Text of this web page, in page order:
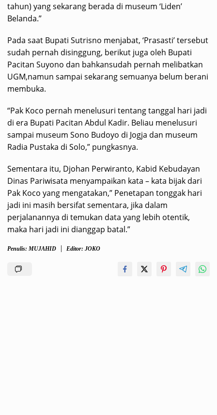
tahun) yang sekarang berada di museum ‘Liden’
Belanda.”
Pada saat Bupati Sutrisno menjabat, ‘Prasasti’ tersebut
sudah pernah disinggung, berikut juga oleh Bupati
Pacitan Suyono dan bahkansudah pernah melibatkan
UGM,namun sampai sekarang semuanya belum berani
membuka.
“Pak Koco pernah menelusuri tentang tanggal hari jadi
di era Bupati Pacitan Abdul Kadir. Beliau menelusuri
sampai museum Sono Budoyo di Jogja dan museum
Radia Pustaka di Solo,” pungkasnya.
Sementara itu, Djohan Perwiranto, Kabid Kebudayan
Dinas Pariwisata menyampaikan kata – kata bijak dari
Pak Koco yang mengatakan,” Penetapan tonggak hari
jadi ini masih bersifat sementara, jika dalam
perjalanannya di temukan data yang lebih otentik,
maka hari jadi ini dianggap batal.”
Penulis: MUJAHID Editor: JOKO